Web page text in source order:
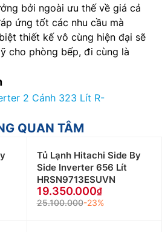
bởi ngoài ưu thế về giá cả
ứng tốt các nhu cầu mà
thiết kế vô cùng hiện đại sẽ
cho phòng bếp, đi cùng là
2 Cánh 323 Lít R-
QUAN TÂM
Tủ Lạnh Hitachi Side By
Side Inverter 656 Lít
HRSN9713ESUVN
19.350.000
25.100.000-23%